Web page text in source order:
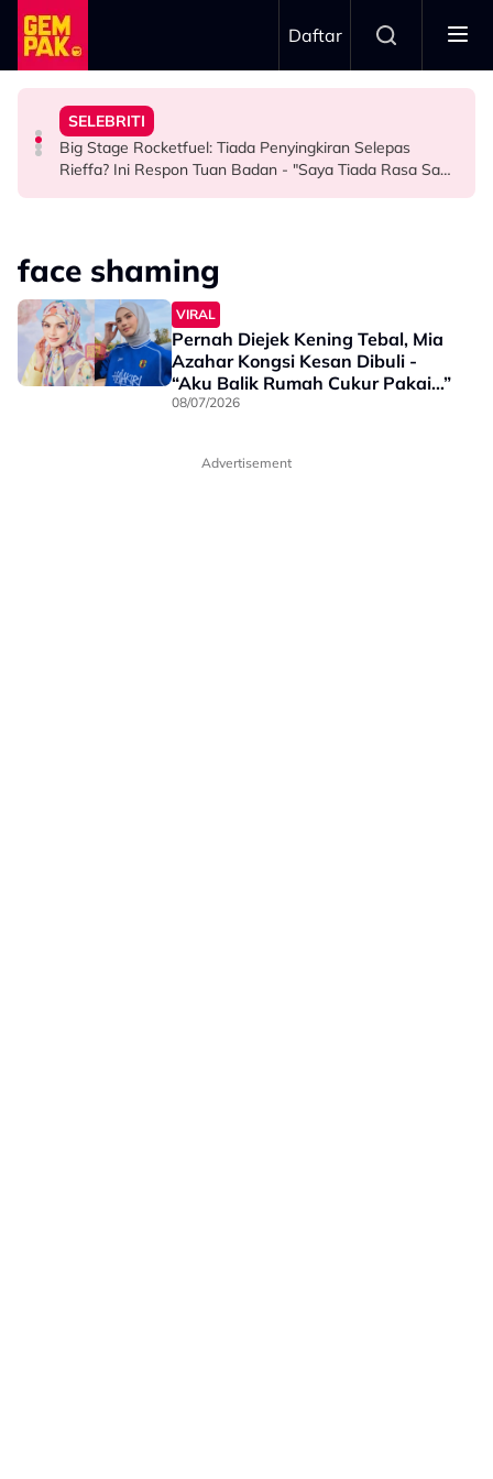
Skip to main content
Daftar
BERITA
Aliff Rakib Hadiah Rumah RM1 Juta Kepada Ibu Bapa
SELEBRITI
Big Stage Rocketfuel: Tiada Penyingkiran Selepas
Rieffa? Ini Respon Tuan Badan - "Saya Tiada Rasa Sakit
BERITA
Atlet Golf Tidak Diculik, ‘Lari’ ke Bangkok Sebab
Keluarga Rasa Bakal Suami Tak Setaraf
HIBURAN
10 Tahun Solat Atas Kerusi, Maria Tengku Sabri Syukur
Boleh Solat Berdiri Selepas…
face shaming
VIRAL
Pernah Diejek Kening Tebal, Mia
Azahar Kongsi Kesan Dibuli -
“Aku Balik Rumah Cukur Pakai…”
08/07/2026
Advertisement